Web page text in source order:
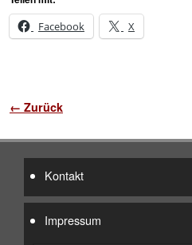
Facebook
X
Bilder-Navigation
← Zurück
Kontakt
Impressum